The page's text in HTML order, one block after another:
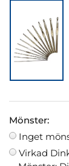
Mönster:
Inget
Virkad